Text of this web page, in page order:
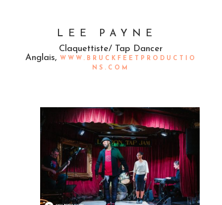
LEE PAYNE
Claquettiste/ Tap Dancer
Anglais,
WWW.BRUCKFEETPRODUCTIO
NS.COM